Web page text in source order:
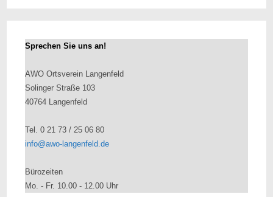
Sprechen Sie uns an!
AWO Ortsverein Langenfeld
Solinger Straße 103
40764 Langenfeld
Tel. 0 21 73 / 25 06 80
info@awo-langenfeld.de
Bürozeiten
Mo. - Fr. 10.00 - 12.00 Uhr